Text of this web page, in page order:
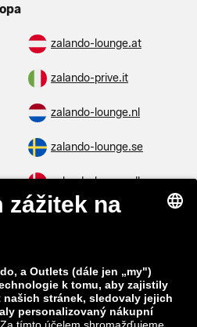
zalando-lounge.at
zalando-prive.it
zalando-lounge.nl
zalando-lounge.se
zalando-lounge.dk
zalando-lounge.pl
zalando-lounge.sk
zalando-lounge.hr